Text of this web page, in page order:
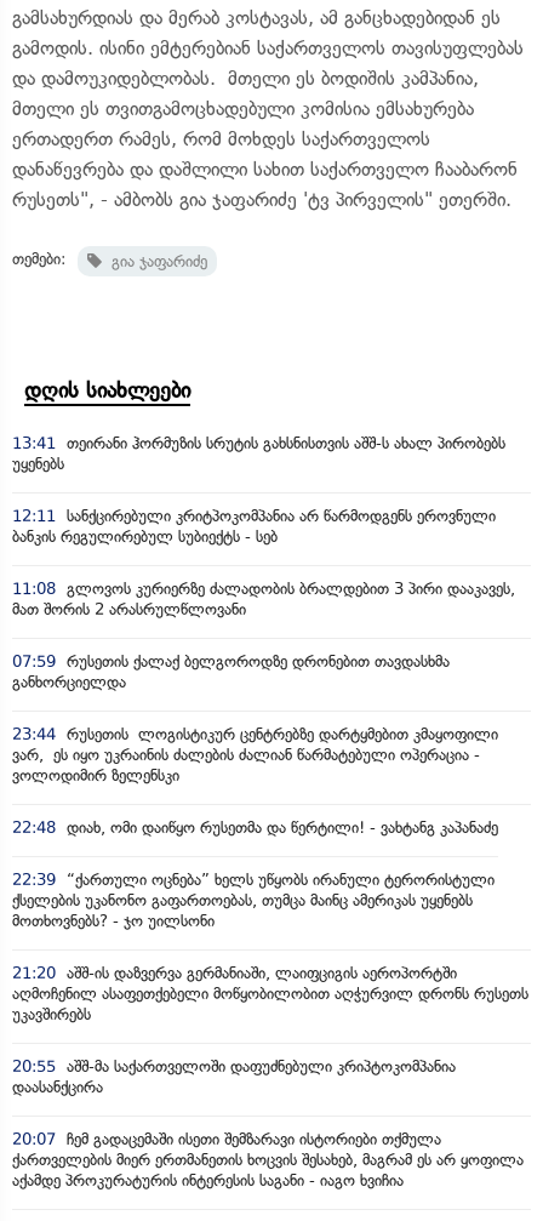
გამსახურდიას და მერაბ კოსტავას, ამ განცხადებიდან ეს
გამოდის. ისინი ემტერებიან საქართველოს თავისუფლებას
და დამოუკიდებლობას. მთელი ეს ბოდიშის კამპანია,
მთელი ეს თვითგამოცხადებული კომისია ემსახურება
ერთადერთ რამეს, რომ მოხდეს საქართველოს
დანაწევრება და დაშლილი სახით საქართველო ჩააბარონ
რუსეთს", - ამბობს გია ჯაფარიძე 'ტვ პირველის" ეთერში.
თემები: გია ჯაფარიძე
დღის სიახლეები
13:41
თეირანი ჰორმუზის სრუტის გახსნისთვის აშშ-ს ახალ პირობებს
უყენებს
12:11
სანქცირებული კრიტპოკომპანია არ წარმოდგენს ეროვნული
ბანკის რეგულირებულ სუბიექტს - სებ
11:08 გლოვოს კურიერზე ძალადობის ბრალდებით 3 პირი დააკავეს,
მათ შორის 2 არასრულწლოვანი
07:59 რუსეთის ქალაქ ბელგოროდზე დრონებით თავდასხმა
განხორციელდა
23:44 რუსეთის ლოგისტიკურ ცენტრებზე დარტყმებით კმაყოფილი
ვარ, ეს იყო უკრაინის ძალების ძალიან წარმატებული ოპერაცია -
ვოლოდიმირ ზელენსკი
22:48 დიახ, ომი დაიწყო რუსეთმა და წერტილი! - ვახტანგ კაპანაძე
22:39
“ქართული ოცნება” ხელს უწყობს ირანული ტერორისტული
ქსელების უკანონო გაფართოებას, თუმცა მაინც ამერიკას უყენებს
მოთხოვნებს? - ჯო უილსონი
21:20 აშშ-ის დაზვერვა გერმანიაში, ლაიფციგის აეროპორტში
აღმოჩენილ ასაფეთქებელი მოწყობილობით აღჭურვილ დრონს რუსეთს
უკავშირებს
20:55 აშშ-მა საქართველოში დაფუძნებული კრიპტოკომპანია
დაასანქცირა
20:07 ჩემ გადაცემაში ისეთი შემზარავი ისტორიები თქმულა
ქართველების მიერ ერთმანეთის ხოცვის შესახებ, მაგრამ ეს არ ყოფილა
აქამდე პროკურატურის ინტერესის საგანი - იაგო ხვიჩია